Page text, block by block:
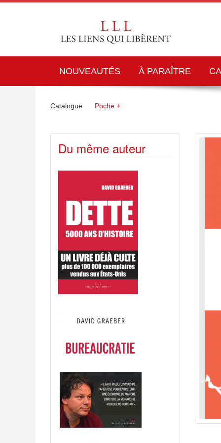
NOUVEAUTÉS À PARAÎTRE
Catalogue Poche +
Du même auteur